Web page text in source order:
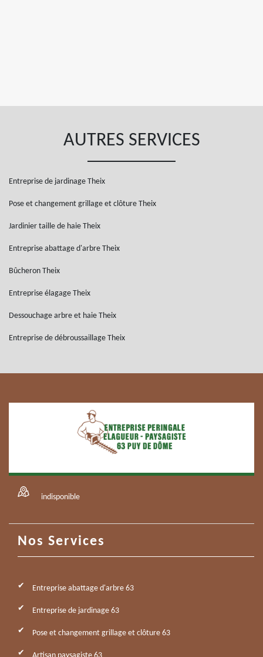
AUTRES SERVICES
Entreprise de jardinage Theix
Pose et changement grillage et clôture Theix
Jardinier taille de haie Theix
Entreprise abattage d'arbre Theix
Bûcheron Theix
Entreprise élagage Theix
Dessouchage arbre et haie Theix
Entreprise de débroussaillage Theix
indisponible
Nos Services
Entreprise abattage d'arbre 63
Entreprise de jardinage 63
Pose et changement grillage et clôture 63